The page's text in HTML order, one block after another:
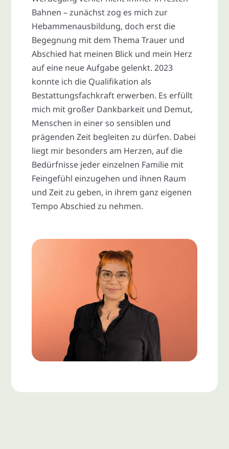
Bahnen – zunächst zog es mich zur
Hebammenausbildung, doch erst die
Begegnung mit dem Thema Trauer und
Abschied hat meinen Blick und mein Herz
auf eine neue Aufgabe gelenkt. 2023
konnte ich die Qualifikation als
Bestattungsfachkraft erwerben. Es erfüllt
mich mit großer Dankbarkeit und Demut,
Menschen in einer so sensiblen und
prägenden Zeit begleiten zu dürfen. Dabei
liegt mir besonders am Herzen, auf die
Bedürfnisse jeder einzelnen Familie mit
Feingefühl einzugehen und ihnen Raum
und Zeit zu geben, in ihrem ganz eigenen
Tempo Abschied zu nehmen.